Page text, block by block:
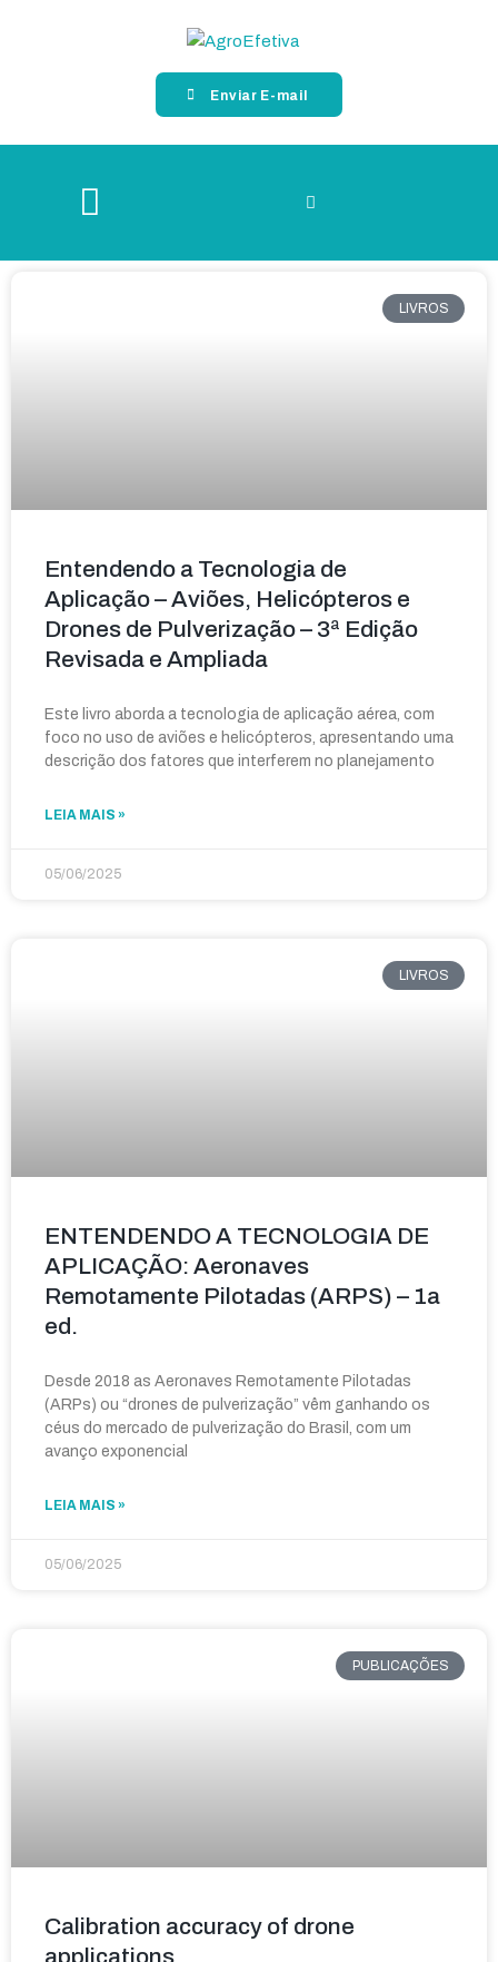
Enviar E-mail
LIVROS
Entendendo a Tecnologia de
Aplicação – Aviões, Helicópteros e
Drones de Pulverização – 3ª Edição
Revisada e Ampliada
Este livro aborda a tecnologia de aplicação aérea, com
foco no uso de aviões e helicópteros, apresentando uma
descrição dos fatores que interferem no planejamento
LEIA MAIS »
05/06/2025
LIVROS
ENTENDENDO A TECNOLOGIA DE
APLICAÇÃO: Aeronaves
Remotamente Pilotadas (ARPS) – 1a
ed.
Desde 2018 as Aeronaves Remotamente Pilotadas
(ARPs) ou “drones de pulverização” vêm ganhando os
céus do mercado de pulverização do Brasil, com um
avanço exponencial
LEIA MAIS »
05/06/2025
PUBLICAÇÕES
Calibration accuracy of drone
applications